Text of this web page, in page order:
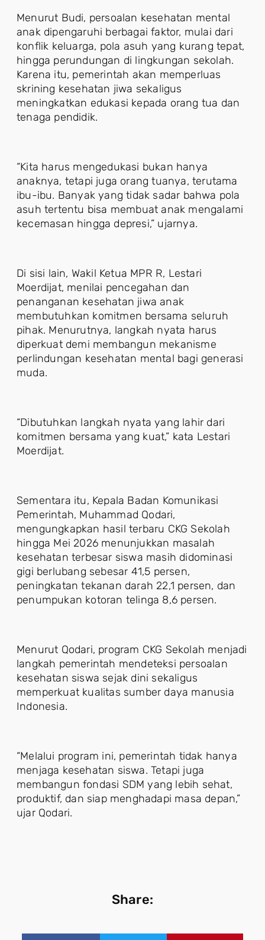
Menurut Budi, persoalan kesehatan mental
anak dipengaruhi berbagai faktor, mulai dari
konflik keluarga, pola asuh yang kurang tepat,
hingga perundungan di lingkungan sekolah.
Karena itu, pemerintah akan memperluas
skrining kesehatan jiwa sekaligus
meningkatkan edukasi kepada orang tua dan
tenaga pendidik.
“Kita harus mengedukasi bukan hanya
anaknya, tetapi juga orang tuanya, terutama
ibu-ibu. Banyak yang tidak sadar bahwa pola
asuh tertentu bisa membuat anak mengalami
kecemasan hingga depresi,” ujarnya.
Di sisi lain, Wakil Ketua MPR R, Lestari
Moerdijat, menilai pencegahan dan
penanganan kesehatan jiwa anak
membutuhkan komitmen bersama seluruh
pihak. Menurutnya, langkah nyata harus
diperkuat demi membangun mekanisme
perlindungan kesehatan mental bagi generasi
muda.
“Dibutuhkan langkah nyata yang lahir dari
komitmen bersama yang kuat,” kata Lestari
Moerdijat.
Sementara itu, Kepala Badan Komunikasi
Pemerintah, Muhammad Qodari,
mengungkapkan hasil terbaru CKG Sekolah
hingga Mei 2026 menunjukkan masalah
kesehatan terbesar siswa masih didominasi
gigi berlubang sebesar 41,5 persen,
peningkatan tekanan darah 22,1 persen, dan
penumpukan kotoran telinga 8,6 persen.
Menurut Qodari, program CKG Sekolah menjadi
langkah pemerintah mendeteksi persoalan
kesehatan siswa sejak dini sekaligus
memperkuat kualitas sumber daya manusia
Indonesia.
“Melalui program ini, pemerintah tidak hanya
menjaga kesehatan siswa. Tetapi juga
membangun fondasi SDM yang lebih sehat,
produktif, dan siap menghadapi masa depan,”
ujar Qodari.
Share: